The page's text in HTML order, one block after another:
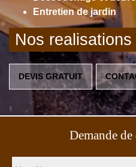
Entretien de jardin
Nos realisations
DEVIS GRATUIT
Demande